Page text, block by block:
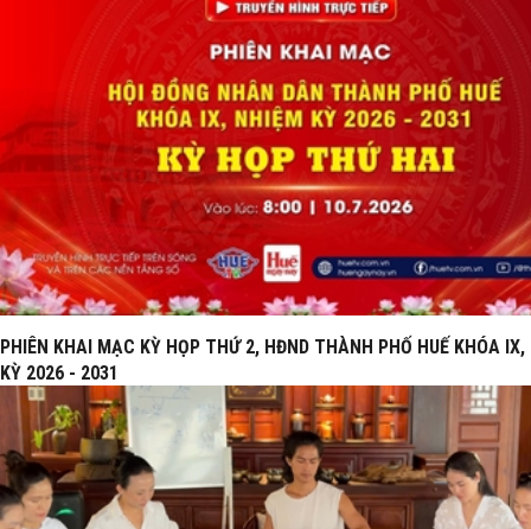
PHIÊN KHAI MẠC KỲ HỌP THỨ 2, HĐND THÀNH PHỐ HUẾ KHÓA IX,
KỲ 2026 - 2031